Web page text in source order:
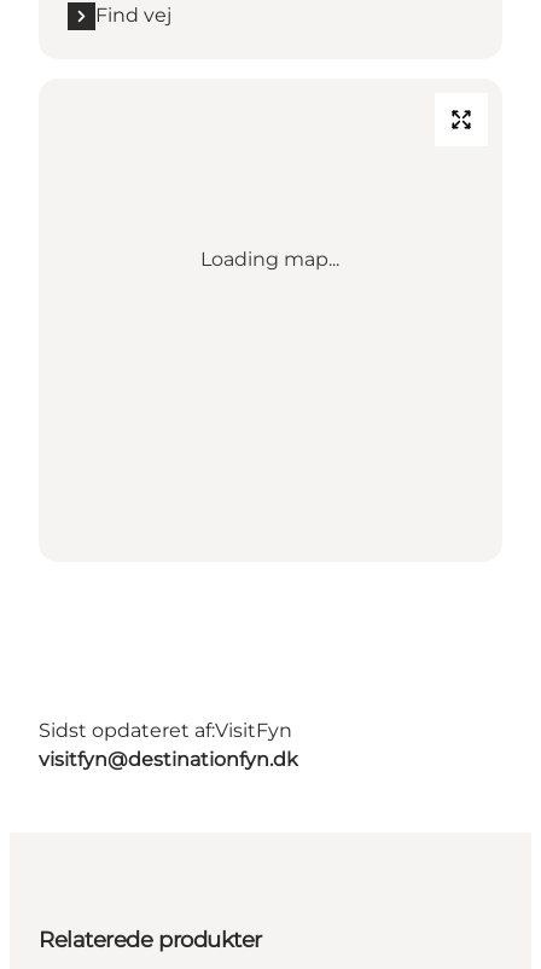
Find vej
Loading map...
Sidst opdateret af:VisitFyn
visitfyn@destinationfyn.dk
Relaterede produkter